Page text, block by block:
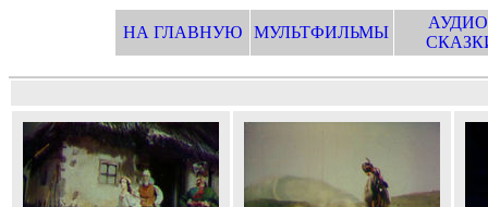
НА ГЛАВНУЮ МУЛЬТФИЛЬМЫ